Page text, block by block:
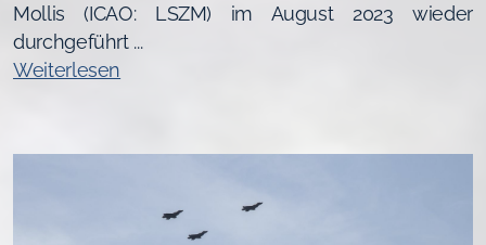
Mollis (ICAO: LSZM) im August 2023 wieder
durchgeführt ...
Weiterlesen